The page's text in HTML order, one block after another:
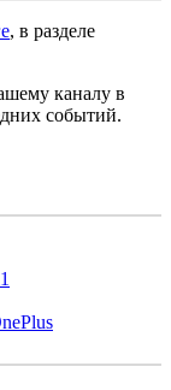
, в разделе
каналу в
событий.